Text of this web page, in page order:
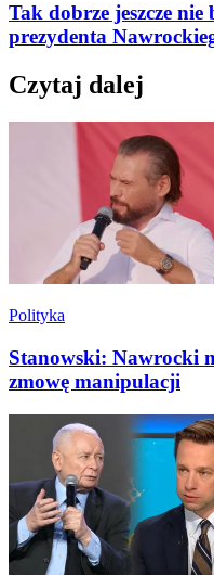
Tak dobrze jeszcze
prezydenta
Czytaj dalej
Polityka
Stanowski: Nawrocki
zmowę manipulacji